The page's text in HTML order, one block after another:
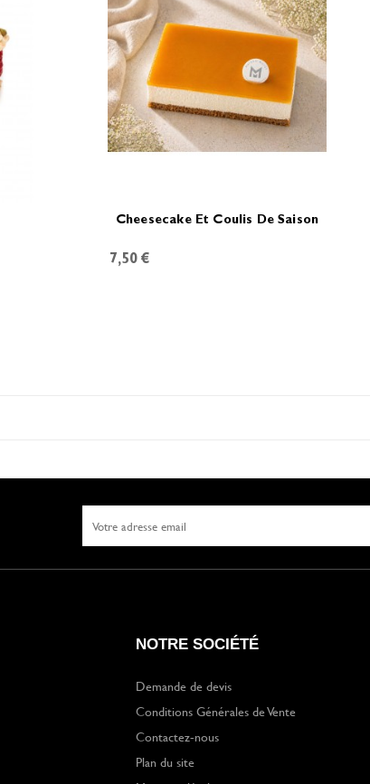
Cheesecake Et Coulis De Saison
7,50 €
NOTRE SOCIÉTÉ
Demande de devis
Conditions Générales de Vente
Contactez-nous
Plan du site